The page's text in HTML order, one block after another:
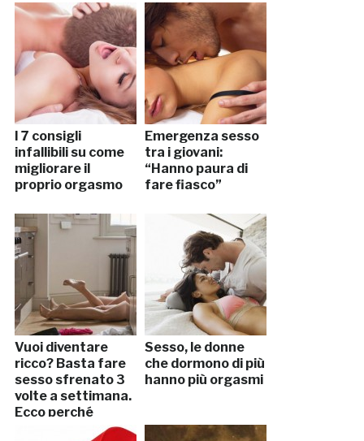
I 7 consigli
infallibili su come
migliorare il
proprio orgasmo
Emergenza sesso
tra i giovani:
“Hanno paura di
fare fiasco”
Vuoi diventare
ricco? Basta fare
sesso sfrenato 3
volte a settimana.
Ecco perché
Sesso, le donne
che dormono di più
hanno più orgasmi